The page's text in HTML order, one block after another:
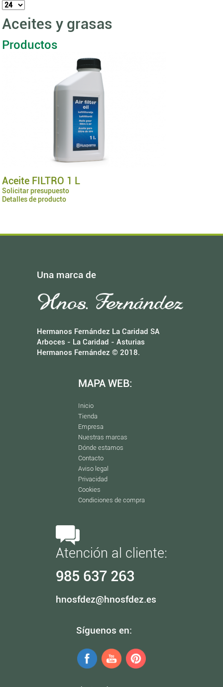
Aceites y grasas
Productos
Aceite FILTRO 1 L
Solicitar presupuesto
Detalles de producto
Una marca de
Hermanos Fernández La Caridad SA
Arboces - La Caridad - Asturias
Hermanos Fernández © 2018.
MAPA WEB:
Inicio
Tienda
Empresa
Nuestras marcas
Dónde estamos
Contacto
Aviso legal
Privacidad
Cookies
Condiciones de compra
Atención al cliente:
985 637 263
hnosfdez@hnosfdez.es
Síguenos en: